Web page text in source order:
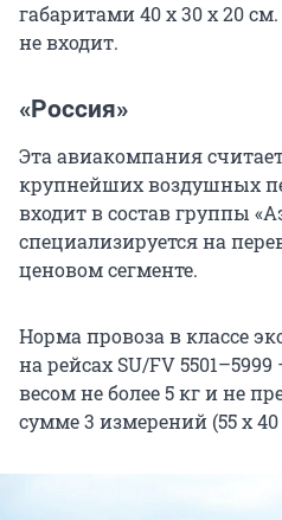
габаритами 40 х 30 х 20
не входит.
«Россия»
Эта авиакомпания
крупнейших воздушных
входит в состав группы
специализируется на
ценовом сегменте.
Норма провоза в классе
на рейсах SU/FV
весом не более 5 кг и не
сумме 3 измерений (55 х 40